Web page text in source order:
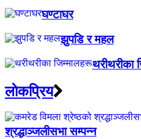
घण्टाघर
झुपडि र महल
थरीथरीका
लाेकप्रिय
श्रद्धाञ्जलीसभा सम्पन्न